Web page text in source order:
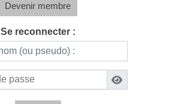
Devenir membre
Se reconnecter :